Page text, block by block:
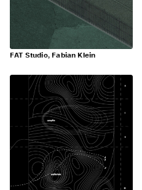
FAT Studio, Fabian Klein